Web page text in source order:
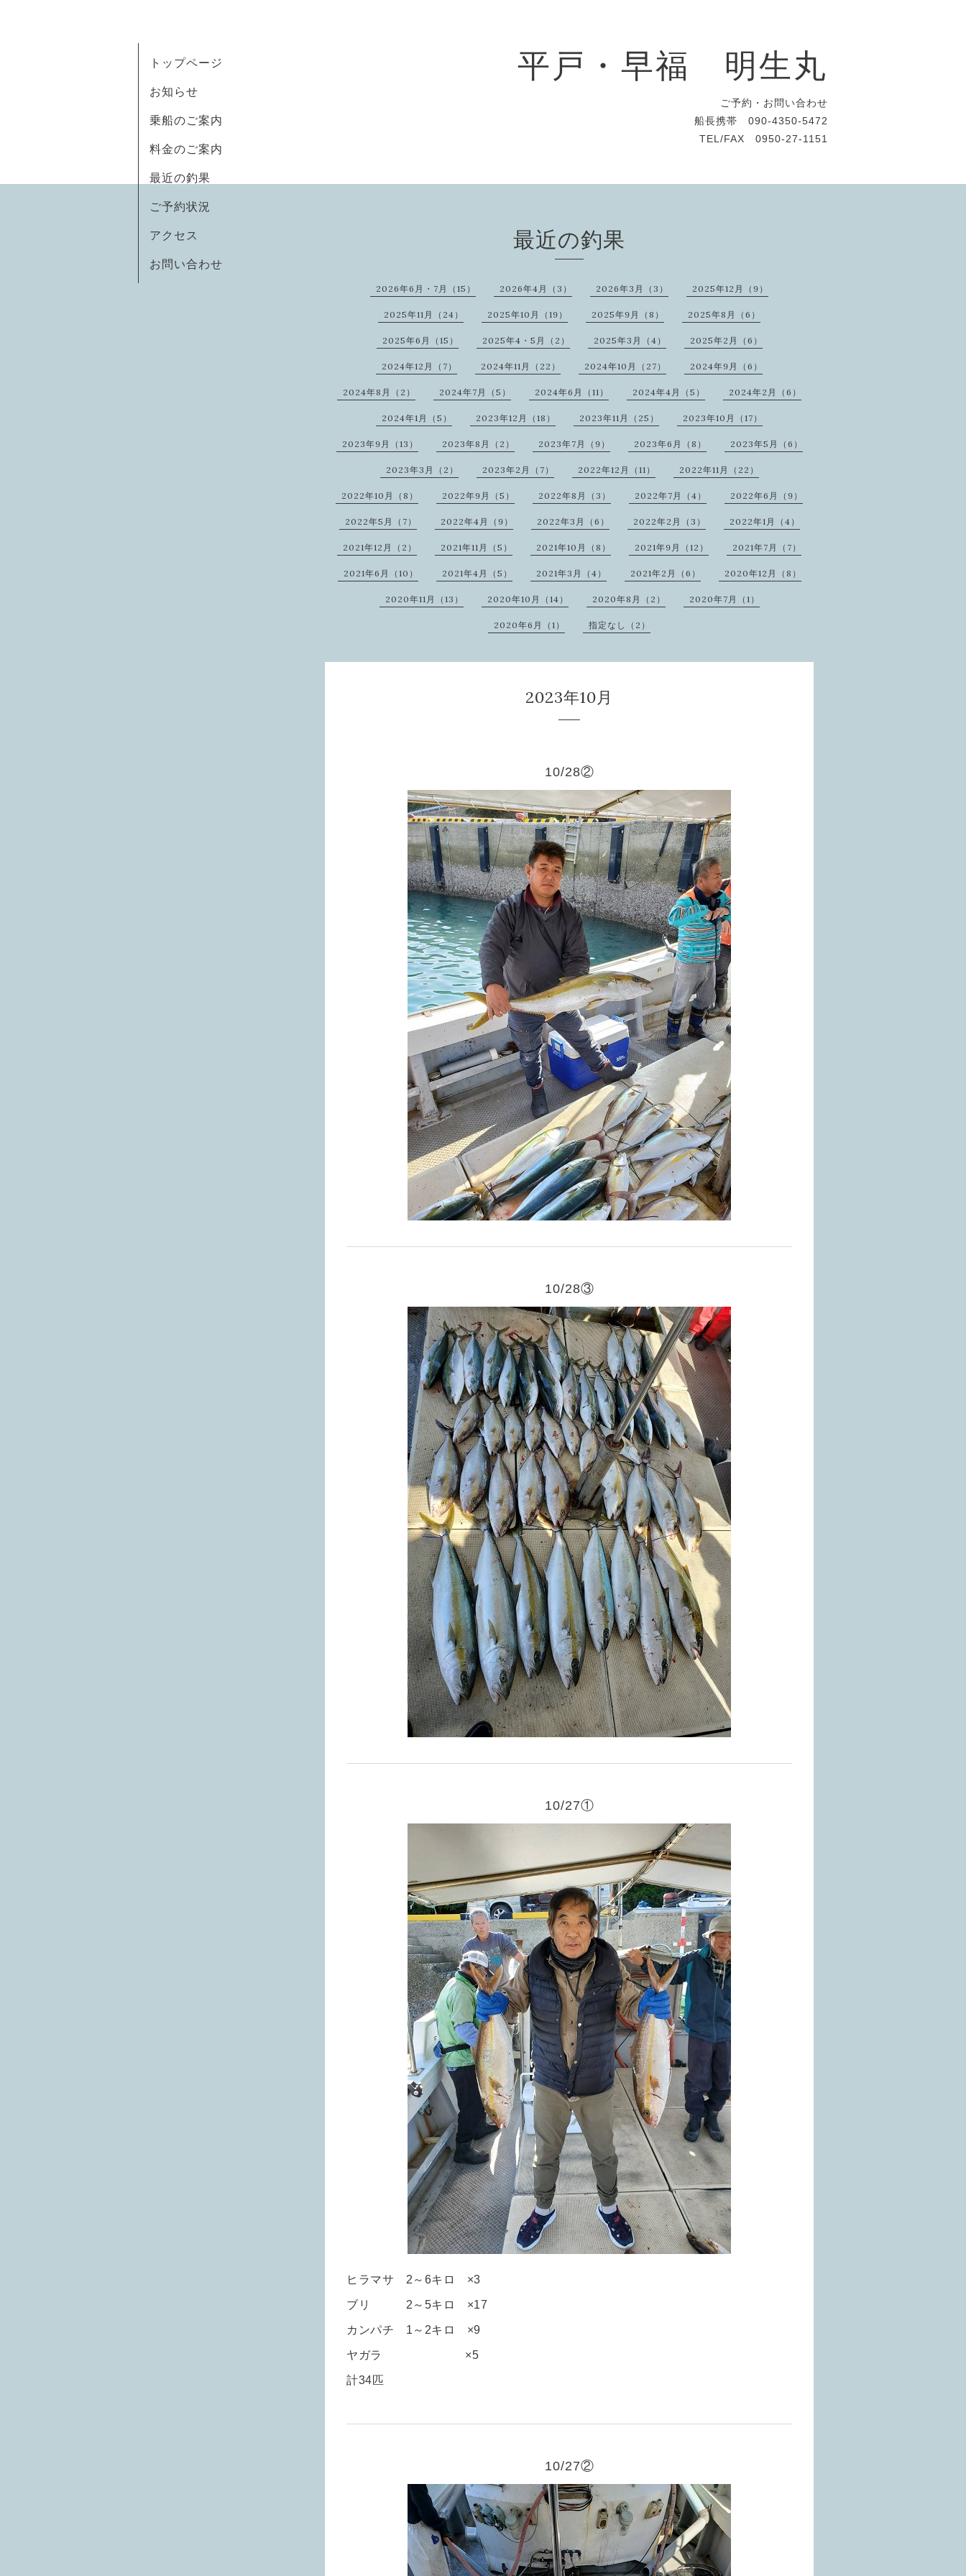
平戸・早福 明生丸
ご予約・お問い合わせ
船長携帯 090-4350-5472
TEL/FAX 0950-27-1151
トップページ
お知らせ
乗船のご案内
料金のご案内
最近の釣果
ご予約状況
アクセス
お問い合わせ
最近の釣果
2026年6月・7月（15） 2026年4月（3） 2026年3月（3） 2025年12月（9）
2025年11月（24） 2025年10月（19） 2025年9月（8） 2025年8月（6）
2025年6月（15） 2025年4・5月（2） 2025年3月（4） 2025年2月（6）
2024年12月（7） 2024年11月（22） 2024年10月（27） 2024年9月（6）
2024年8月（2） 2024年7月（5） 2024年6月（11） 2024年4月（5） 2024年2月（6）
2024年1月（5） 2023年12月（18） 2023年11月（25） 2023年10月（17）
2023年9月（13） 2023年8月（2） 2023年7月（9） 2023年6月（8） 2023年5月（6）
2023年3月（2） 2023年2月（7） 2022年12月（11） 2022年11月（22）
2022年10月（8） 2022年9月（5） 2022年8月（3） 2022年7月（4） 2022年6月（9）
2022年5月（7） 2022年4月（9） 2022年3月（6） 2022年2月（3） 2022年1月（4）
2021年12月（2） 2021年11月（5） 2021年10月（8） 2021年9月（12） 2021年7月（7）
2021年6月（10） 2021年4月（5） 2021年3月（4） 2021年2月（6） 2020年12月（8）
2020年11月（13） 2020年10月（14） 2020年8月（2） 2020年7月（1）
2020年6月（1） 指定なし（2）
2023年10月
10/28②
10/28③
10/27①
ヒラマサ 2～6キロ ×3
ブリ 2～5キロ ×17
カンパチ 1～2キロ ×9
ヤガラ ×5
計34匹
10/27②